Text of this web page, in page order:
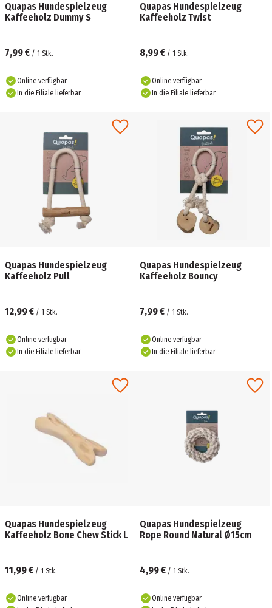
Quapas Hundespielzeug
Kaffeeholz Dummy S
7,99 € / 1 Stk.
Online verfügbar
In die Filiale lieferbar
Quapas Hundespielzeug
Kaffeeholz Twist
8,99 € / 1 Stk.
Online verfügbar
In die Filiale lieferbar
Quapas Hundespielzeug
Kaffeeholz Pull
12,99 € / 1 Stk.
Online verfügbar
In die Filiale lieferbar
Quapas Hundespielzeug
Kaffeeholz Bouncy
7,99 € / 1 Stk.
Online verfügbar
In die Filiale lieferbar
Quapas Hundespielzeug
Kaffeeholz Bone Chew Stick L
11,99 € / 1 Stk.
Online verfügbar
Quapas Hundespielzeug
Rope Round Natural Ø15cm
4,99 € / 1 Stk.
Online verfügbar